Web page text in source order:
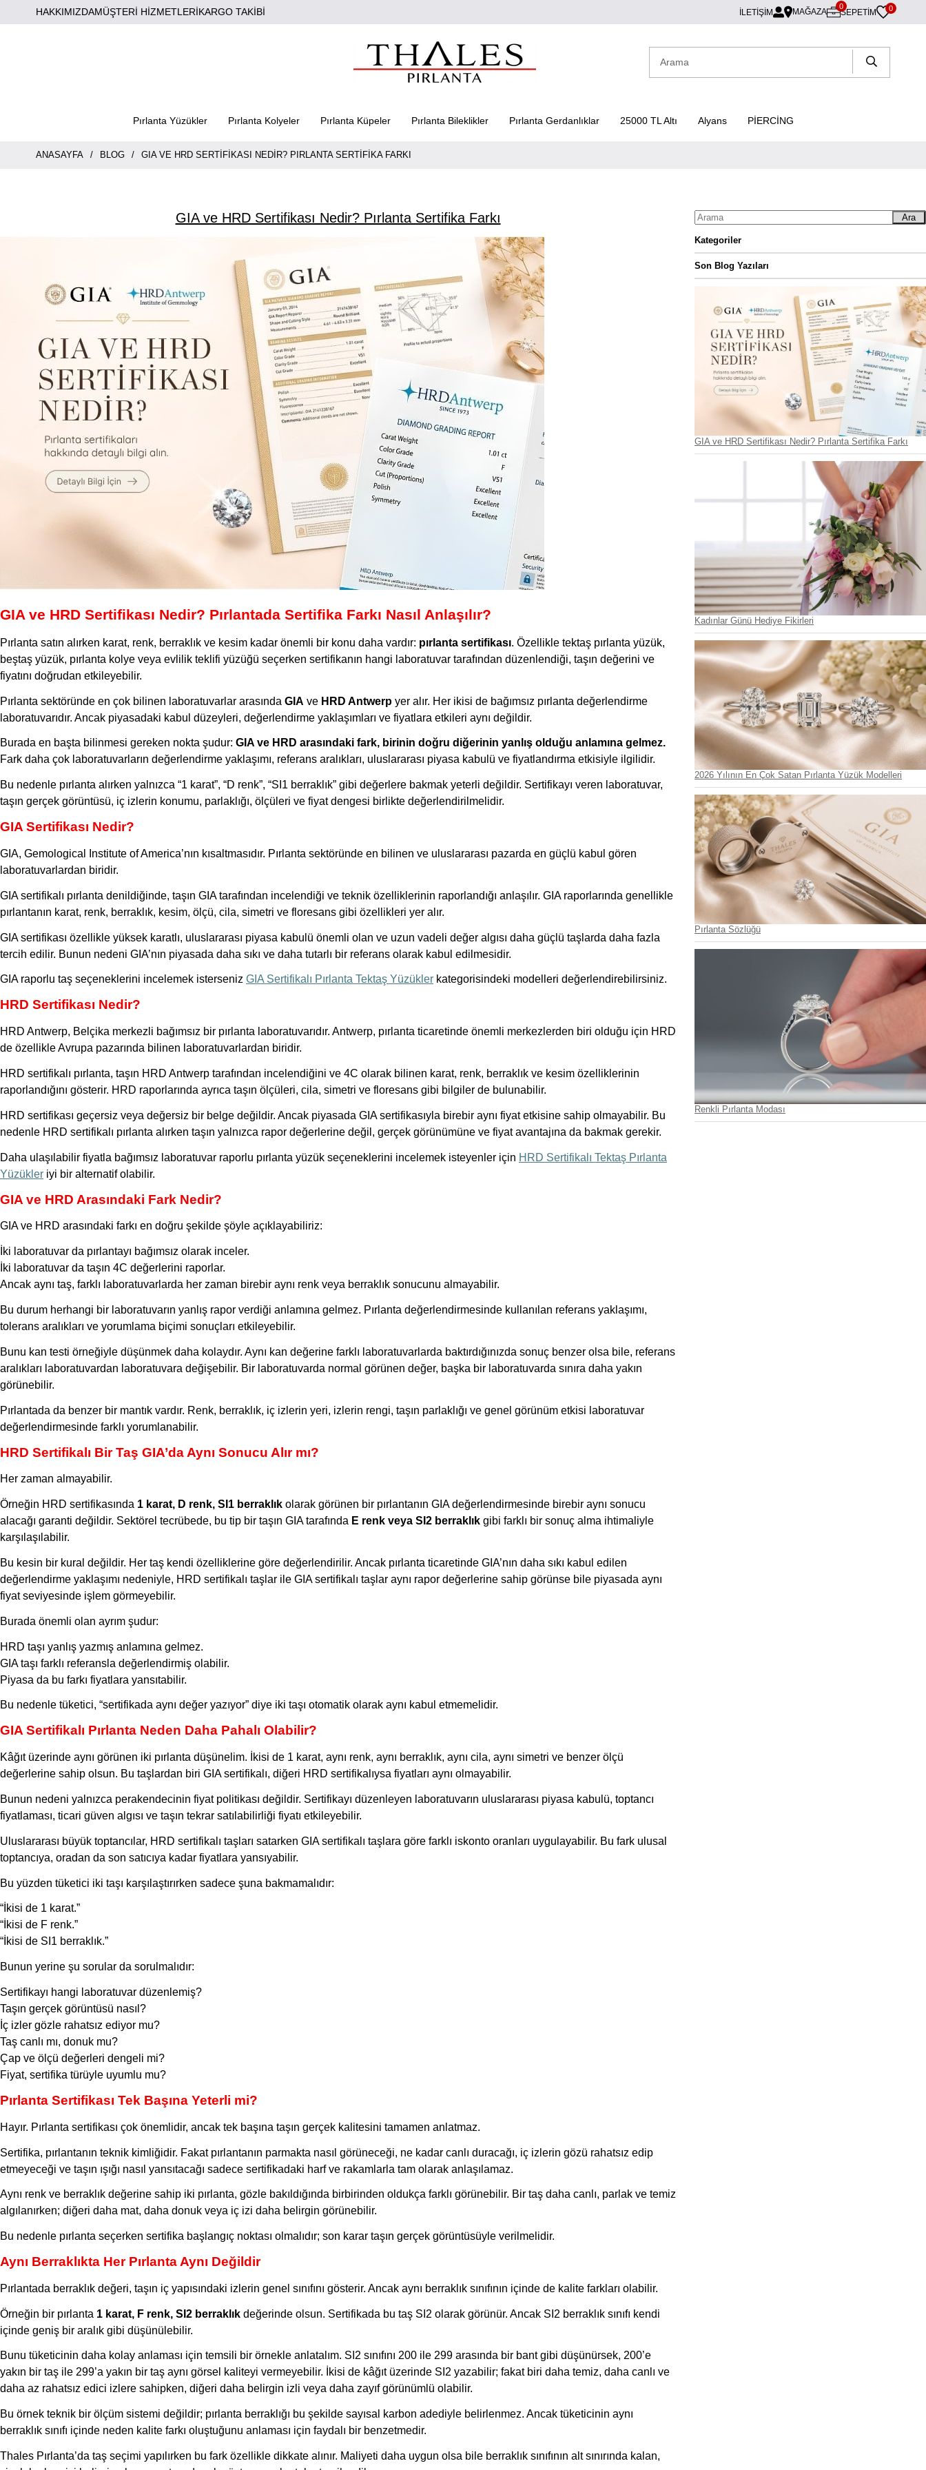
HAKKIMIZDAMÜŞTERİ HİZMETLERİKARGO TAKİBİ İLETİŞİM MAĞAZA SEPETIM
0 0
Pırlanta Yüzükler Pırlanta Kolyeler Pırlanta Küpeler Pırlanta Bileklikler Pırlanta Gerdanlıklar 25000 TL Altı Alyans PİERCİNG
ANASAYFA BLOG GIA VE HRD SERTIFIKASI NEDIR? PIRLANTA SERTIFIKA FARKI
GIA ve HRD Sertifikası Nedir? Pırlanta Sertifika Farkı
GIA ve HRD Sertifikası Nedir? Pırlantada Sertifika Farkı Nasıl Anlaşılır?
Pırlanta satın alırken karat, renk, berraklık ve kesim kadar önemli bir konu daha vardır: pırlanta sertifikası. Özellikle tektaş pırlanta yüzük,
beştaş yüzük, pırlanta kolye veya evlilik teklifi yüzüğü seçerken sertifikanın hangi laboratuvar tarafından düzenlendiği, taşın değerini ve
fiyatını doğrudan etkileyebilir.
Pırlanta sektöründe en çok bilinen laboratuvarlar arasında GIA ve HRD Antwerp yer alır. Her ikisi de bağımsız pırlanta değerlendirme
laboratuvarıdır. Ancak piyasadaki kabul düzeyleri, değerlendirme yaklaşımları ve fiyatlara etkileri aynı değildir.
Burada en başta bilinmesi gereken nokta şudur: GIA ve HRD arasındaki fark, birinin doğru diğerinin yanlış olduğu anlamına gelmez.
Fark daha çok laboratuvarların değerlendirme yaklaşımı, referans aralıkları, uluslararası piyasa kabulü ve fiyatlandırma etkisiyle ilgilidir.
Bu nedenle pırlanta alırken yalnızca “1 karat”, “D renk”, “SI1 berraklık” gibi değerlere bakmak yeterli değildir. Sertifikayı veren laboratuvar,
taşın gerçek görüntüsü, iç izlerin konumu, parlaklığı, ölçüleri ve fiyat dengesi birlikte değerlendirilmelidir.
GIA Sertifikası Nedir?
GIA, Gemological Institute of America’nın kısaltmasıdır. Pırlanta sektöründe en bilinen ve uluslararası pazarda en güçlü kabul gören
laboratuvarlardan biridir.
GIA sertifikalı pırlanta denildiğinde, taşın GIA tarafından incelendiği ve teknik özelliklerinin raporlandığı anlaşılır. GIA raporlarında genellikle
pırlantanın karat, renk, berraklık, kesim, ölçü, cila, simetri ve floresans gibi özellikleri yer alır.
GIA sertifikası özellikle yüksek karatlı, uluslararası piyasa kabulü önemli olan ve uzun vadeli değer algısı daha güçlü taşlarda daha fazla
tercih edilir. Bunun nedeni GIA’nın piyasada daha sıkı ve daha tutarlı bir referans olarak kabul edilmesidir.
GIA raporlu taş seçeneklerini incelemek isterseniz GIA Sertifikalı Pırlanta Tektaş Yüzükler kategorisindeki modelleri değerlendirebilirsiniz.
HRD Sertifikası Nedir?
HRD Antwerp, Belçika merkezli bağımsız bir pırlanta laboratuvarıdır. Antwerp, pırlanta ticaretinde önemli merkezlerden biri olduğu için HRD
de özellikle Avrupa pazarında bilinen laboratuvarlardan biridir.
HRD sertifikalı pırlanta, taşın HRD Antwerp tarafından incelendiğini ve 4C olarak bilinen karat, renk, berraklık ve kesim özelliklerinin
raporlandığını gösterir. HRD raporlarında ayrıca taşın ölçüleri, cila, simetri ve floresans gibi bilgiler de bulunabilir.
HRD sertifikası geçersiz veya değersiz bir belge değildir. Ancak piyasada GIA sertifikasıyla birebir aynı fiyat etkisine sahip olmayabilir. Bu
nedenle HRD sertifikalı pırlanta alırken taşın yalnızca rapor değerlerine değil, gerçek görünümüne ve fiyat avantajına da bakmak gerekir.
Daha ulaşılabilir fiyatla bağımsız laboratuvar raporlu pırlanta yüzük seçeneklerini incelemek isteyenler için HRD Sertifikalı Tektaş Pırlanta
Yüzükler iyi bir alternatif olabilir.
GIA ve HRD Arasındaki Fark Nedir?
GIA ve HRD arasındaki farkı en doğru şekilde şöyle açıklayabiliriz:
İki laboratuvar da pırlantayı bağımsız olarak inceler.
İki laboratuvar da taşın 4C değerlerini raporlar.
Ancak aynı taş, farklı laboratuvarlarda her zaman birebir aynı renk veya berraklık sonucunu almayabilir.
Bu durum herhangi bir laboratuvarın yanlış rapor verdiği anlamına gelmez. Pırlanta değerlendirmesinde kullanılan referans yaklaşımı,
tolerans aralıkları ve yorumlama biçimi sonuçları etkileyebilir.
Bunu kan testi örneğiyle düşünmek daha kolaydır. Aynı kan değerine farklı laboratuvarlarda baktırdığınızda sonuç benzer olsa bile, referans
aralıkları laboratuvardan laboratuvara değişebilir. Bir laboratuvarda normal görünen değer, başka bir laboratuvarda sınıra daha yakın
görünebilir.
Pırlantada da benzer bir mantık vardır. Renk, berraklık, iç izlerin yeri, izlerin rengi, taşın parlaklığı ve genel görünüm etkisi laboratuvar
değerlendirmesinde farklı yorumlanabilir.
HRD Sertifikalı Bir Taş GIA’da Aynı Sonucu Alır mı?
Her zaman almayabilir.
Örneğin HRD sertifikasında 1 karat, D renk, SI1 berraklık olarak görünen bir pırlantanın GIA değerlendirmesinde birebir aynı sonucu
alacağı garanti değildir. Sektörel tecrübede, bu tip bir taşın GIA tarafında E renk veya SI2 berraklık gibi farklı bir sonuç alma ihtimaliyle
karşılaşılabilir.
Bu kesin bir kural değildir. Her taş kendi özelliklerine göre değerlendirilir. Ancak pırlanta ticaretinde GIA’nın daha sıkı kabul edilen
değerlendirme yaklaşımı nedeniyle, HRD sertifikalı taşlar ile GIA sertifikalı taşlar aynı rapor değerlerine sahip görünse bile piyasada aynı
fiyat seviyesinde işlem görmeyebilir.
Burada önemli olan ayrım şudur:
HRD taşı yanlış yazmış anlamına gelmez.
GIA taşı farklı referansla değerlendirmiş olabilir.
Piyasa da bu farkı fiyatlara yansıtabilir.
Bu nedenle tüketici, “sertifikada aynı değer yazıyor” diye iki taşı otomatik olarak aynı kabul etmemelidir.
GIA Sertifikalı Pırlanta Neden Daha Pahalı Olabilir?
Kâğıt üzerinde aynı görünen iki pırlanta düşünelim. İkisi de 1 karat, aynı renk, aynı berraklık, aynı cila, aynı simetri ve benzer ölçü
değerlerine sahip olsun. Bu taşlardan biri GIA sertifikalı, diğeri HRD sertifikalıysa fiyatları aynı olmayabilir.
Bunun nedeni yalnızca perakendecinin fiyat politikası değildir. Sertifikayı düzenleyen laboratuvarın uluslararası piyasa kabulü, toptancı
fiyatlaması, ticari güven algısı ve taşın tekrar satılabilirliği fiyatı etkileyebilir.
Uluslararası büyük toptancılar, HRD sertifikalı taşları satarken GIA sertifikalı taşlara göre farklı iskonto oranları uygulayabilir. Bu fark ulusal
toptancıya, oradan da son satıcıya kadar fiyatlara yansıyabilir.
Bu yüzden tüketici iki taşı karşılaştırırken sadece şuna bakmamalıdır:
“İkisi de 1 karat.”
“İkisi de F renk.”
“İkisi de SI1 berraklık.”
Bunun yerine şu sorular da sorulmalıdır:
Sertifikayı hangi laboratuvar düzenlemiş?
Taşın gerçek görüntüsü nasıl?
İç izler gözle rahatsız ediyor mu?
Taş canlı mı, donuk mu?
Çap ve ölçü değerleri dengeli mi?
Fiyat, sertifika türüyle uyumlu mu?
Pırlanta Sertifikası Tek Başına Yeterli mi?
Hayır. Pırlanta sertifikası çok önemlidir, ancak tek başına taşın gerçek kalitesini tamamen anlatmaz.
Sertifika, pırlantanın teknik kimliğidir. Fakat pırlantanın parmakta nasıl görüneceği, ne kadar canlı duracağı, iç izlerin gözü rahatsız edip
etmeyeceği ve taşın ışığı nasıl yansıtacağı sadece sertifikadaki harf ve rakamlarla tam olarak anlaşılamaz.
Aynı renk ve berraklık değerine sahip iki pırlanta, gözle bakıldığında birbirinden oldukça farklı görünebilir. Bir taş daha canlı, parlak ve temiz
algılanırken; diğeri daha mat, daha donuk veya iç izi daha belirgin görünebilir.
Bu nedenle pırlanta seçerken sertifika başlangıç noktası olmalıdır; son karar taşın gerçek görüntüsüyle verilmelidir.
Aynı Berraklıkta Her Pırlanta Aynı Değildir
Pırlantada berraklık değeri, taşın iç yapısındaki izlerin genel sınıfını gösterir. Ancak aynı berraklık sınıfının içinde de kalite farkları olabilir.
Örneğin bir pırlanta 1 karat, F renk, SI2 berraklık değerinde olsun. Sertifikada bu taş SI2 olarak görünür. Ancak SI2 berraklık sınıfı kendi
içinde geniş bir aralık gibi düşünülebilir.
Bunu tüketicinin daha kolay anlaması için temsili bir örnekle anlatalım. SI2 sınıfını 200 ile 299 arasında bir bant gibi düşünürsek, 200’e
yakın bir taş ile 299’a yakın bir taş aynı görsel kaliteyi vermeyebilir. İkisi de kâğıt üzerinde SI2 yazabilir; fakat biri daha temiz, daha canlı ve
daha az rahatsız edici izlere sahipken, diğeri daha belirgin izli veya daha zayıf görünümlü olabilir.
Bu örnek teknik bir ölçüm sistemi değildir; pırlanta berraklığı bu şekilde sayısal karbon adediyle belirlenmez. Ancak tüketicinin aynı
berraklık sınıfı içinde neden kalite farkı oluştuğunu anlaması için faydalı bir benzetmedir.
Thales Pırlanta’da taş seçimi yapılırken bu fark özellikle dikkate alınır. Maliyeti daha uygun olsa bile berraklık sınıfının alt sınırında kalan,
Ara
Kategoriler
Son Blog Yazıları
GIA ve HRD Sertifikası Nedir? Pırlanta Sertifika Farkı
Kadınlar Günü Hediye Fikirleri
2026 Yılının En Çok Satan Pırlanta Yüzük Modelleri
Pırlanta Sözlüğü
Renkli Pırlanta Modası